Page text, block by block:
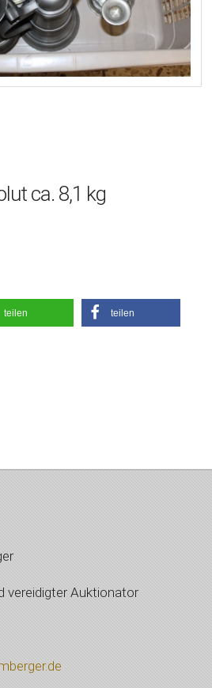
ca. 8,1 kg
teilen teilen
vereidigter Auktionator